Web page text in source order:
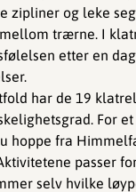
zipliner og leke seg
trærne. I
etter en
har de 19
For
hoppe fra
passer
selv hvilke